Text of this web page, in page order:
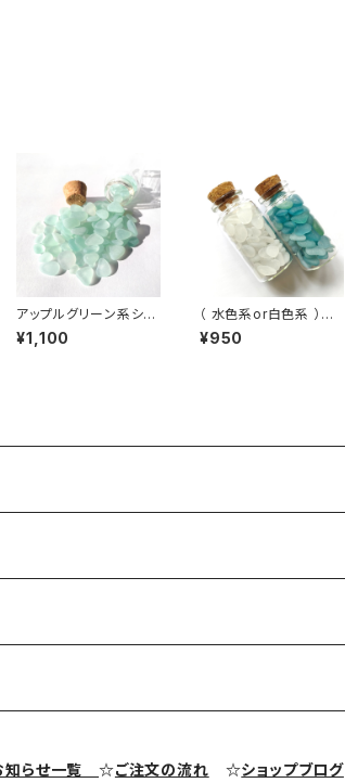
アップルグリーン系シー
グラス入り小瓶 BZ-112
¥1,100
（ 水色系or白色系 ）シ
ーグラス入り小瓶 BZ-
001
¥950
知らせ一覧☆ご注文の流れ ☆ショップブログ